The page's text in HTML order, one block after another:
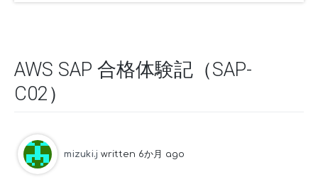
AWS SAP 合格体験記（SAP-
C02）
mizuki.j written 6か月 ago